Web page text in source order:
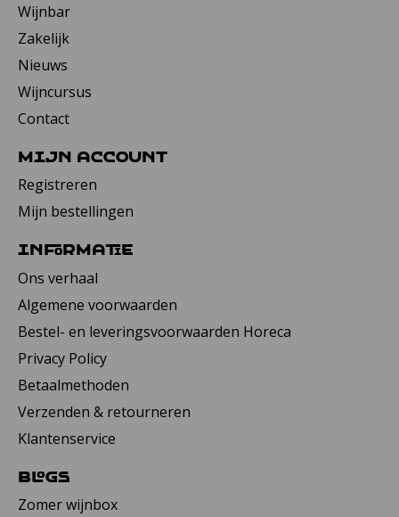
Wijnbar
Zakelijk
Nieuws
Wijncursus
Contact
Mijn account
Registreren
Mijn bestellingen
Informatie
Ons verhaal
Algemene voorwaarden
Bestel- en leveringsvoorwaarden Horeca
Privacy Policy
Betaalmethoden
Verzenden & retourneren
Klantenservice
Blogs
Zomer wijnbox